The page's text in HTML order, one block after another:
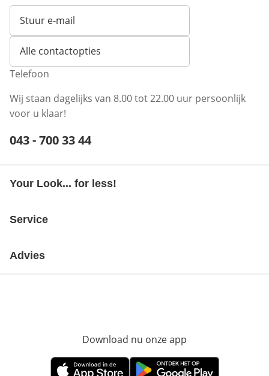
Stuur e-mail
Opent e-mailclient
Alle contactopties
Telefoon
Wij staan dagelijks van 8.00 tot 22.00 uur persoonlijk
voor u klaar!
Telefoonnummer:
043 - 700 33 44
Your Look... for less!
Service
Advies
Download nu onze app